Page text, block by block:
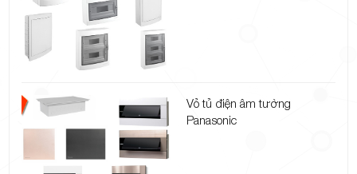
Vỏ tủ điện âm tường
Panasonic